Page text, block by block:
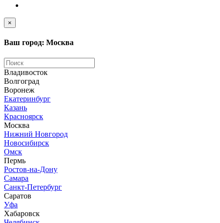
×
Ваш город: Москва
Владивосток
Волгоград
Воронеж
Екатеринбург
Казань
Красноярск
Москва
Нижний Новгород
Новосибирск
Омск
Пермь
Ростов-на-Дону
Самара
Санкт-Петербург
Саратов
Уфа
Хабаровск